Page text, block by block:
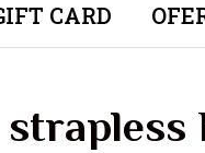
CARD
strapless